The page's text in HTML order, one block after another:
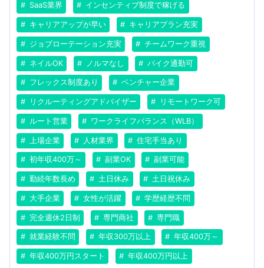
SaaS業界 インセンティブ制度で稼げる
キャリアアップが早い キャリアプラン充実
ジョブローテーション充実 チームワーク重視
ネイルOK ノルマなし バイク通勤可
フレックス制度あり ベンチャー企業
リクルーティングアドバイザー リモートワーク可
ルート営業 ワークライフバランス（WLB）
上場企業 人材業界 住宅手当あり
初年収400万～ 副業OK 副業可能
勤続年数長め 土日休み 土日祝休み
大手企業 女性が活躍 学歴経歴不問
完全週休2日制 専門商社 専門職
就業経験不問 年収300万以上 年収400万～
年収400万円スタート 年収400万円以上